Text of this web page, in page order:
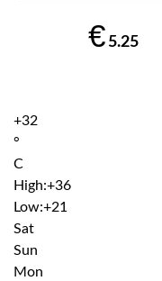
€ 5.25
+32
°
C
High:+36
Low:+21
Sat
Sun
Mon